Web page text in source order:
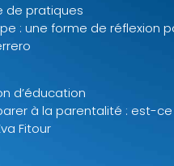
de pratiques
: une forme de réflexion
d’éducation
à la parentalité : est-
Fitour